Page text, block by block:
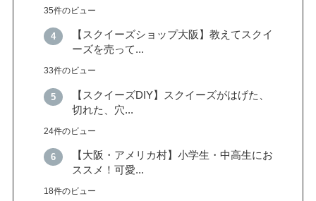
35件のビュー
【スクイーズショップ大阪】教えてスクイ
ーズを売って...
33件のビュー
【スクイーズDIY】スクイーズがはげた、
切れた、穴...
24件のビュー
【大阪・アメリカ村】小学生・中高生にお
ススメ！可愛...
18件のビュー